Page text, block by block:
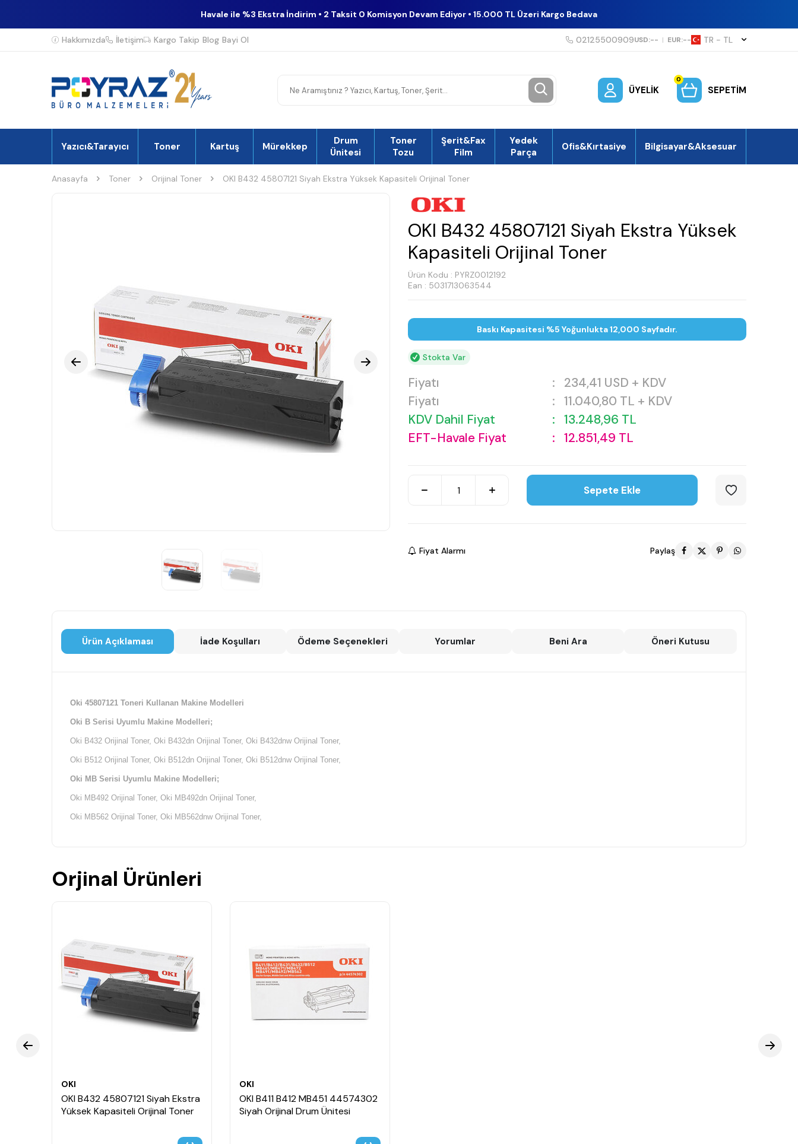
Havale ile %3 Ekstra İndirim • 2 Taksit 0 Komisyon Devam Ediyor • 15.000 TL Üzeri Kargo Bedava
Hakkımızda İletişim Kargo Takip Blog Bayi Ol 02125500909USD:-- | EUR:-- TR − TL
ÜYELIK
0
SEPETIM
Yazıcı&Tarayıcı Toner Kartuş Mürekkep
Drum
Ünitesi
Toner
Tozu
Şerit&Fax
Film
Yedek
Parça
Ofis&Kırtasiye Bilgisayar&Aksesuar
Anasayfa Toner Orijinal Toner OKI B432 45807121 Siyah Ekstra Yüksek Kapasiteli Orijinal Toner
OKI B432 45807121 Siyah Ekstra Yüksek
Kapasiteli Orijinal Toner
Ürün Kodu : PYRZ0012192
Ean : 5031713063544
Baskı Kapasitesi %5 Yoğunlukta 12,000 Sayfadır.
Stokta Var
Fiyatı : 234,41 USD + KDV
Fiyatı
: 11.040,80 TL + KDV
KDV Dahil Fiyat
: 13.248,96 TL
EFT-Havale Fiyat
: 12.851,49 TL
Sepete Ekle
Fiyat Alarmı Paylaş
Ürün Açıklaması İade Koşulları Ödeme Seçenekleri Yorumlar Beni Ara Öneri Kutusu
Oki 45807121 Toneri Kullanan Makine Modelleri
Oki B Serisi Uyumlu Makine Modelleri;
Oki B432 Orijinal Toner, Oki B432dn Orijinal Toner, Oki B432dnw Orijinal Toner,
Oki B512 Orijinal Toner, Oki B512dn Orijinal Toner, Oki B512dnw Orijinal Toner,
Oki MB Serisi Uyumlu Makine Modelleri;
Oki MB492 Orijinal Toner, Oki MB492dn Orijinal Toner,
Oki MB562 Orijinal Toner, Oki MB562dnw Orijinal Toner,
Orjinal Ürünleri
OKI
OKI B432 45807121 Siyah Ekstra
Yüksek Kapasiteli Orijinal Toner
OKI
OKI B411 B412 MB451 44574302
Siyah Orijinal Drum Ünitesi